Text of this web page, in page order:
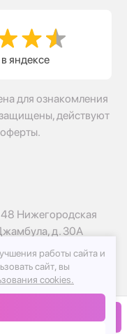
яндексе
для ознакомления
действуют
Нижегородская
д. 30А
работы сайта и
сайт, вы
cookies.